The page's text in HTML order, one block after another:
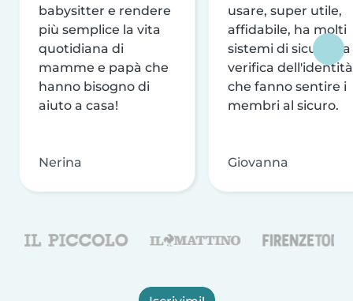
babysitter e rendere
più semplice la vita
quotidiana di
mamme e papà che
hanno bisogno di
aiuto a casa!
Nerina
usare, super utile,
affidabile, ha molti
sistemi di sicurezza
verifica dell'identità
che fanno sentire i
membri al sicuro.
Giovanna